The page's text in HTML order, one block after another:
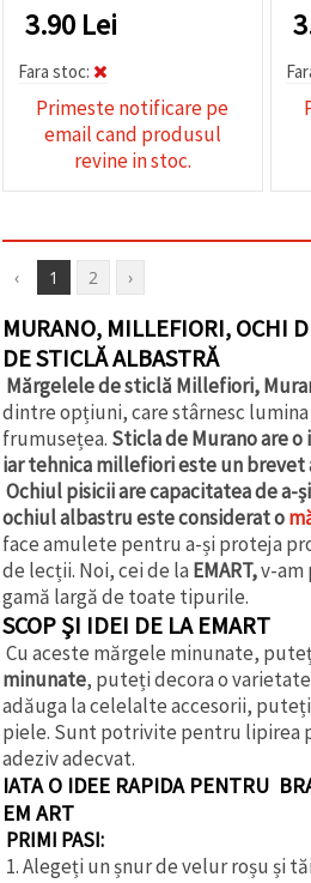
3.90 Lei
Fara stoc:
Primeste notificare pe
email cand produsul
revine in stoc.
‹ 1 2 ›
MURANO, MILLEFIORI, OCHI
DE STICLĂ ALBASTRĂ
Mărgelele de sticlă Millefiori,
dintre opțiuni, care stârnesc
frumusețea. Sticla de Murano are
iar tehnica millefiori este un brevet
Ochiul pisicii are capacitatea de a-
ochiul albastru este considerat o
face amulete pentru a-și proteja
de lecții. Noi, cei de la EMART,v-am
gamă largă de toate tipurile.
SCOP ŞI IDEI DE LA EMART
Cu aceste mărgele minunate,
minunate, puteți decora o
adăuga la celelalte accesorii,
piele. Sunt potrivite pentru lipirea
adeziv adecvat.
IATA O IDEE RAPIDA PENTRU
EM ART
PRIMI PASI:
1. Alegeți un șnur de velur roșu și